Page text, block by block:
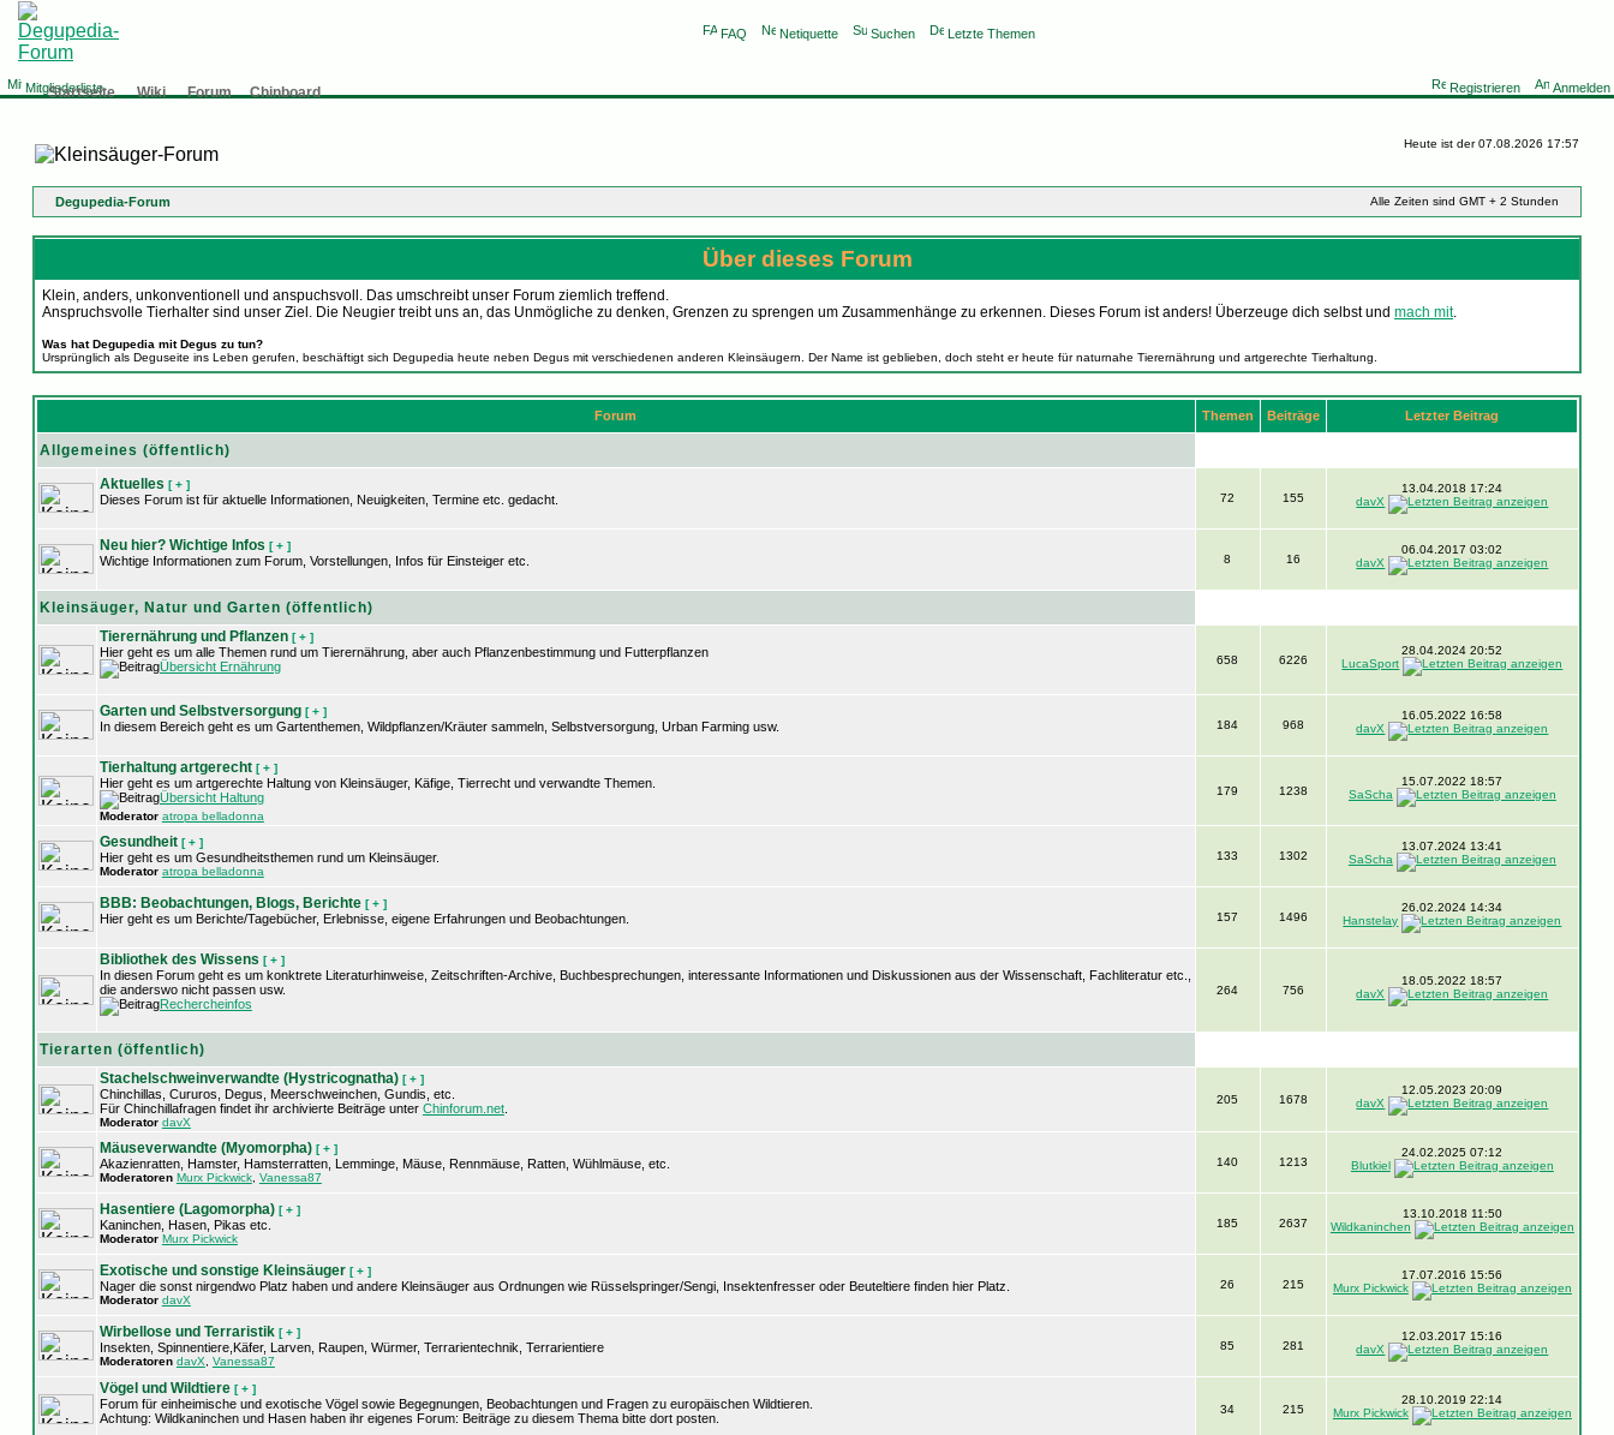
FAQ Netiquette Suchen Letzte Themen
Mitgliederliste Registrieren Anmelden
Startseite Wiki Forum Chinboard
Heute ist der 07.08.2026 17:57
Degupedia-Forum Alle Zeiten sind GMT + 2 Stunden
Über dieses Forum
Klein, anders, unkonventionell und anspuchsvoll. Das umschreibt unser Forum ziemlich treffend.
Anspruchsvolle Tierhalter sind unser Ziel. Die Neugier treibt uns an, das Unmögliche zu denken, Grenzen zu sprengen um Zusammenhänge zu erkennen. Dieses Forum ist anders! Überzeuge dich selbst und mach mit.
Was hat Degupedia mit Degus zu tun?
Ursprünglich als Deguseite ins Leben gerufen, beschäftigt sich Degupedia heute neben Degus mit verschiedenen anderen Kleinsäugern. Der Name ist geblieben, doch steht er heute für naturnahe Tierernährung und artgerechte Tierhaltung.
Forum Themen Beiträge Letzter Beitrag
Allgemeines (öffentlich)
Aktuelles [ + ]
Dieses Forum ist für aktuelle Informationen, Neuigkeiten, Termine etc. gedacht. 72 155
13.04.2018 17:24
davX
Neu hier? Wichtige Infos [ + ]
Wichtige Informationen zum Forum, Vorstellungen, Infos für Einsteiger etc. 8 16
06.04.2017 03:02
davX
Kleinsäuger, Natur und Garten (öffentlich)
Tierernährung und Pflanzen [ + ]
Hier geht es um alle Themen rund um Tierernährung, aber auch Pflanzenbestimmung und Futterpflanzen
Übersicht Ernährung
658 6226
28.04.2024 20:52
LucaSport
Garten und Selbstversorgung [ + ]
In diesem Bereich geht es um Gartenthemen, Wildpflanzen/Kräuter sammeln, Selbstversorgung, Urban Farming usw. 184 968
16.05.2022 16:58
davX
Tierhaltung artgerecht [ + ]
Hier geht es um artgerechte Haltung von Kleinsäuger, Käfige, Tierrecht und verwandte Themen.
Übersicht Haltung
Moderator atropa belladonna
179 1238
15.07.2022 18:57
SaScha
Gesundheit [ + ]
Hier geht es um Gesundheitsthemen rund um Kleinsäuger.
Moderator atropa belladonna
133 1302
13.07.2024 13:41
SaScha
BBB: Beobachtungen, Blogs, Berichte [ + ]
Hier geht es um Berichte/Tagebücher, Erlebnisse, eigene Erfahrungen und Beobachtungen. 157 1496
26.02.2024 14:34
Hanstelay
Bibliothek des Wissens [ + ]
In diesen Forum geht es um konktrete Literaturhinweise, Zeitschriften-Archive, Buchbesprechungen, interessante Informationen und Diskussionen aus der Wissenschaft, Fachliteratur etc.,
die anderswo nicht passen usw.
Rechercheinfos
264 756
18.05.2022 18:57
davX
Tierarten (öffentlich)
Stachelschweinverwandte (Hystricognatha) [ + ]
Chinchillas, Cururos, Degus, Meerschweinchen, Gundis, etc.
Für Chinchillafragen findet ihr archivierte Beiträge unter Chinforum.net.
Moderator davX
205 1678
12.05.2023 20:09
davX
Mäuseverwandte (Myomorpha) [ + ]
Akazienratten, Hamster, Hamsterratten, Lemminge, Mäuse, Rennmäuse, Ratten, Wühlmäuse, etc.
Moderatoren Murx Pickwick, Vanessa87
140 1213
24.02.2025 07:12
Blutkiel
Hasentiere (Lagomorpha) [ + ]
Kaninchen, Hasen, Pikas etc.
Moderator Murx Pickwick
185 2637
13.10.2018 11:50
Wildkaninchen
Exotische und sonstige Kleinsäuger [ + ]
Nager die sonst nirgendwo Platz haben und andere Kleinsäuger aus Ordnungen wie Rüsselspringer/Sengi, Insektenfresser oder Beuteltiere finden hier Platz.
Moderator davX
26 215
17.07.2016 15:56
Murx Pickwick
Wirbellose und Terraristik [ + ]
Insekten, Spinnentiere,Käfer, Larven, Raupen, Würmer, Terrarientechnik, Terrarientiere
Moderatoren davX Vanessa87
85 281
12.03.2017 15:16
davX
Vögel und Wildtiere [ + ]
Forum für einheimische und exotische Vögel sowie Begegnungen, Beobachtungen und Fragen zu europäischen Wildtieren.
Achtung: Wildkaninchen und Hasen haben ihr eigenes Forum: Beiträge zu diesem Thema bitte dort posten.
34 215
28.10.2019 22:14
Murx Pickwick